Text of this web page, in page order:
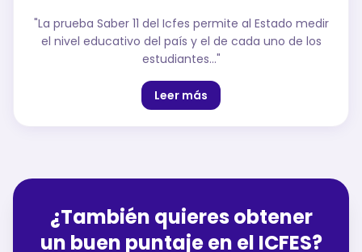
"La prueba Saber 11 del Icfes permite al Estado medir
el nivel educativo del país y el de cada uno de los
estudiantes…"
Leer más
¿También quieres obtener
un buen puntaje en el ICFES?